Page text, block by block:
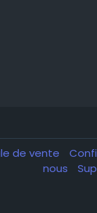
de vente
nous